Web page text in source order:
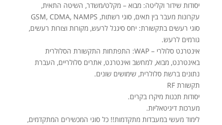
יסודות שידור וקליטה: מבוא – מקלט/משדר, השיטה התאית,
עקרונות מעבר בין תאים, סוגי רשתות, GSM, CDMA, NAMPS
סוגי רעשים בתקשורת: יחס סיגנל לרעש, מקורות וצורות רעשים,
גורמים לרעש.
אינטרנט סלולרי – WAP: התפתחות התקשורת הסלולרית
באינטרנט, מבוא, למחשב ואינטרנט, אתרים סלולריים, העברת
נתונים ברשת סלולרית, שימושים שונים.
תקשורת RF
יסודות תכנות מיקרו בקרים.
מערכות דיגיטאליות.
לימוד מעשי במעבדות מתקדמות!! כל סוגי המכשירים המתקדמים,